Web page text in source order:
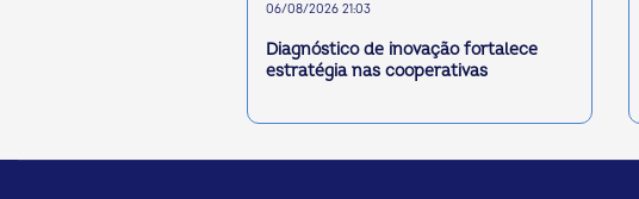
06/08/2026 21:03
Diagnóstico de inovação fortalece
estratégia nas cooperativas